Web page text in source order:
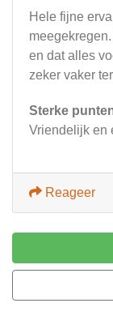
Hele fijne
en dat alles
zeker vaker
Sterke
Vriendelijk en
Reageer